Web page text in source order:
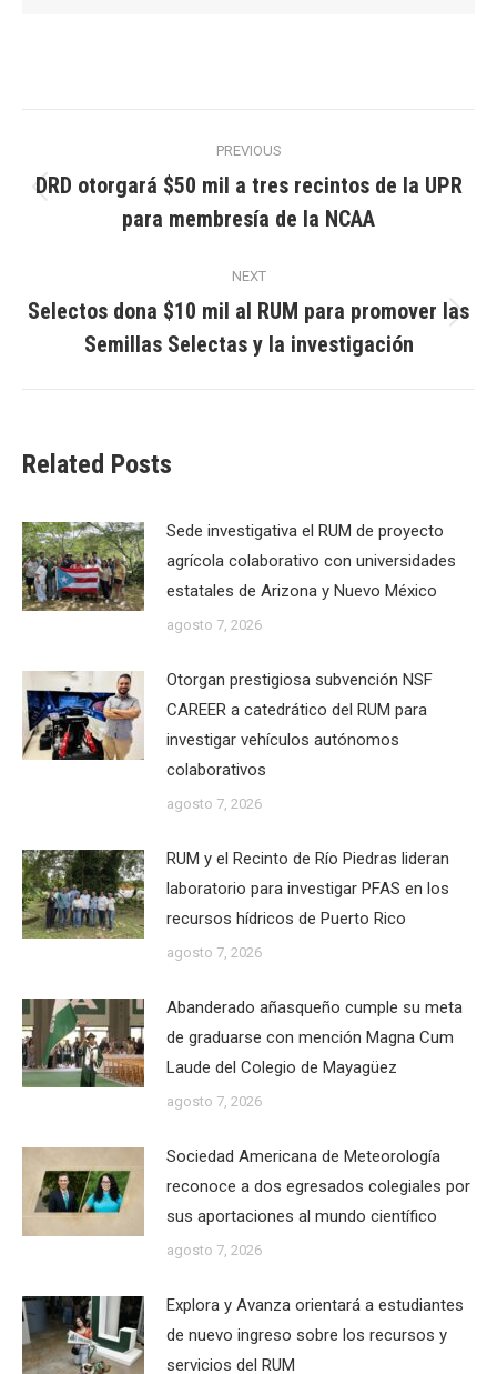
navigation
PREVIOUS
post:
DRD otorgará $50 mil a tres recintos de la UPR
para membresía de la NCAA
NEXT
post:
Selectos dona $10 mil al RUM para promover las
Semillas Selectas y la investigación
Related Posts
Sede investigativa el RUM de proyecto
agrícola colaborativo con universidades
estatales de Arizona y Nuevo México
agosto 7, 2026
Otorgan prestigiosa subvención NSF
CAREER a catedrático del RUM para
investigar vehículos autónomos
colaborativos
agosto 7, 2026
RUM y el Recinto de Río Piedras lideran
laboratorio para investigar PFAS en los
recursos hídricos de Puerto Rico
agosto 7, 2026
Abanderado añasqueño cumple su meta
de graduarse con mención Magna Cum
Laude del Colegio de Mayagüez
agosto 7, 2026
Sociedad Americana de Meteorología
reconoce a dos egresados colegiales por
sus aportaciones al mundo científico
agosto 7, 2026
Explora y Avanza orientará a estudiantes
de nuevo ingreso sobre los recursos y
servicios del RUM